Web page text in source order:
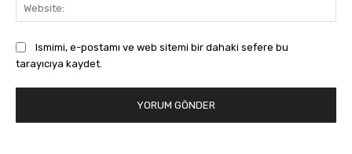
Ismimi, e-postamı ve web sitemi bir dahaki sefere bu
tarayıcıya kaydet.